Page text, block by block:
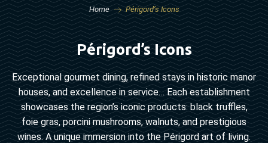
Home Périgord’s Icons
Périgord’s Icons
Exceptional gourmet dining, refined stays in historic manor
houses, and excellence in service… Each establishment
showcases the region’s iconic products: black truffles,
foie gras, porcini mushrooms, walnuts, and prestigious
wines. A unique immersion into the Périgord art of living.